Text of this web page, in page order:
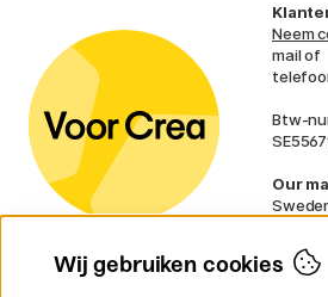
Neem
mail of
Btw-
Our
Denmark
Finland
Wij gebruiken cookies